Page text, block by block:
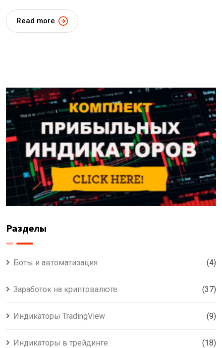
Read more
Разделы
Боты и автоматизация (4)
Заработок на криптовалюте (37)
Индикаторы TradingView (9)
Индикаторы в трейдинге (18)